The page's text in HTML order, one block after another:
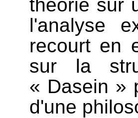
théorie sur
l'analyse
recourt en
sur la
« Dasein »
d'une